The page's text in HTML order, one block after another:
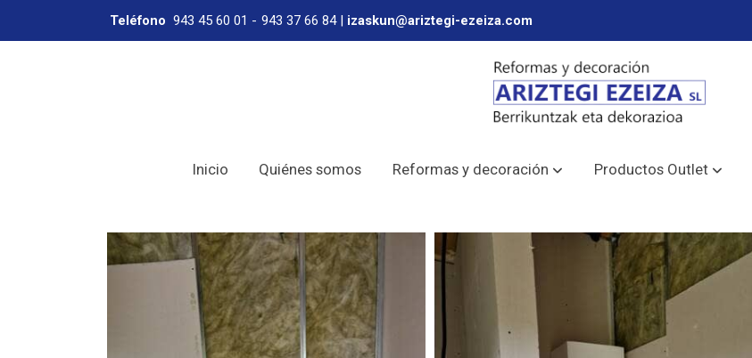
Teléfono 943 45 60 01 - 943 37 66 84 | izaskun@ariztegi-ezeiza.com
Inicio Quiénes somos Reformas y decoración Productos Outlet